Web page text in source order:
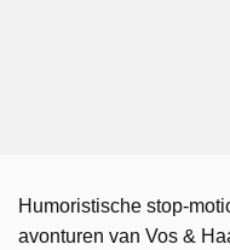
Humoristische stop-
avonturen van Vos &